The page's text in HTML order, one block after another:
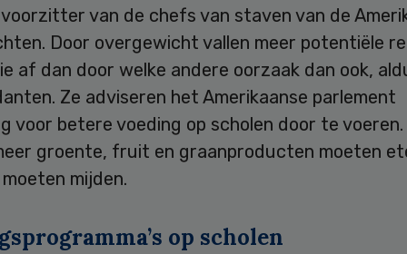
van de chefs van staven van de
Door overgewicht vallen meer potentiële
af dan door welke andere oorzaak dan ook,
Ze adviseren het Amerikaanse parlement
voor betere voeding op scholen door te voeren.
groente, fruit en graanproducten moeten
mijden.
op scholen